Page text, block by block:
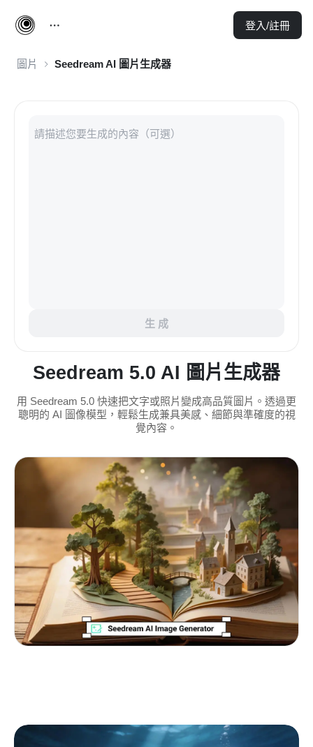
登入/註冊
圖片 Seedream AI 圖片生成器
Seedream 5.0 AI 圖片生成器
用 Seedream 5.0 快速把文字或照片變成高品質圖片。透過更
聰明的 AI 圖像模型，輕鬆生成兼具美感、細節與準確度的視
覺內容。
生 成